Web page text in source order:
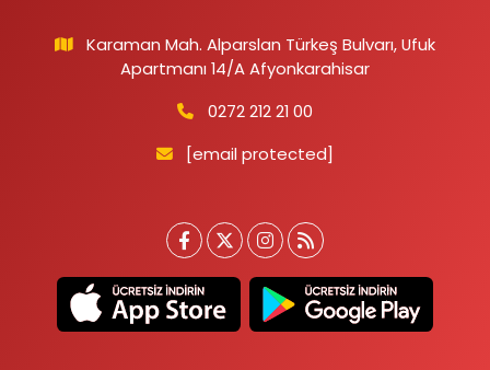
Karaman Mah. Alparslan Türkeş Bulvarı, Ufuk
Apartmanı 14/A Afyonkarahisar
0272 212 21 00
[email protected]